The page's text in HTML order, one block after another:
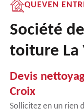
QUEVEN
Société
toiture La
Devis
Croix
Sollicitez en un rien